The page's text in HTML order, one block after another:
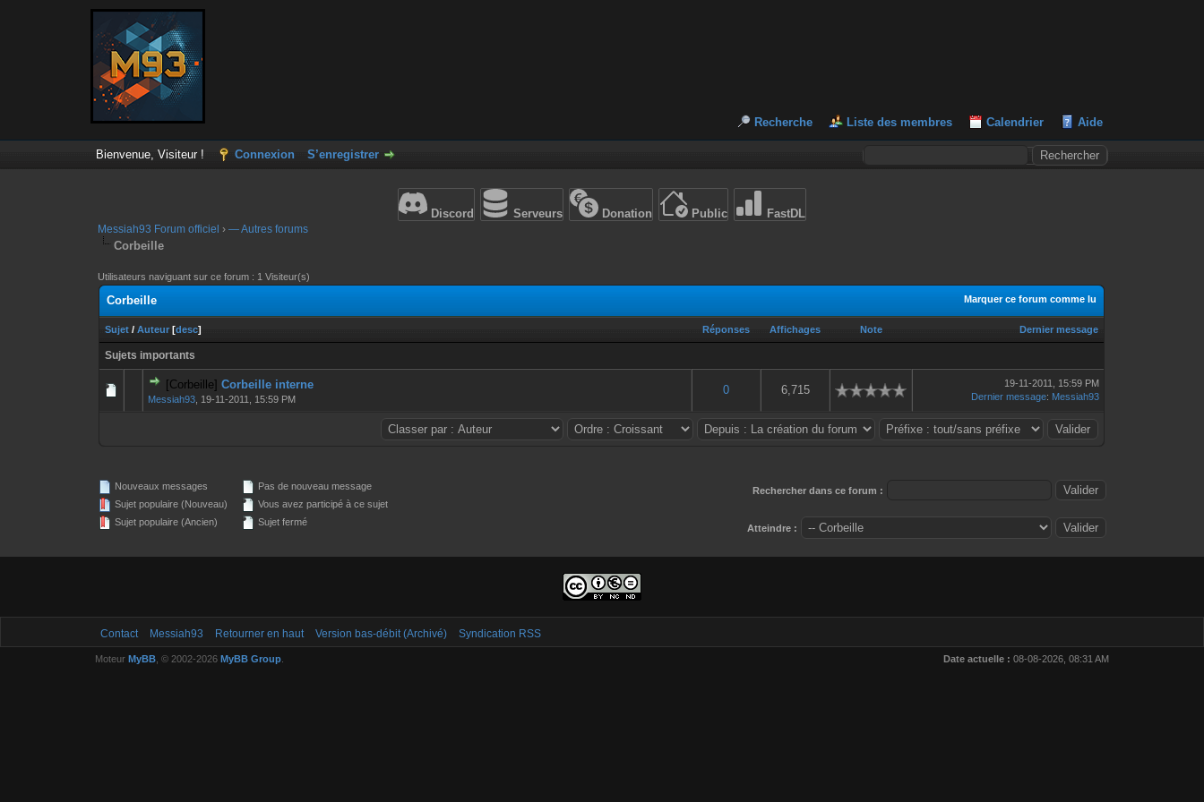
Recherche Liste des membres Calendrier Aide
Bienvenue, Visiteur ! Connexion S’enregistrer
Discord Serveurs Donation Public FastDL
Messiah93 Forum officiel ›— Autres forums
Corbeille
Utilisateurs naviguant sur ce forum : 1 Visiteur(s)
Marquer ce forum comme lu
Corbeille
Sujet /Auteur [desc] Réponses Affichages Note Dernier message
Sujets importants
[Corbeille] Corbeille interne
Messiah93 19-11-2011, 15:59 PM
0 6,715
0 Votes - 0 sur 5 en moyenne
19-11-2011, 15:59 PM
Dernier message: Messiah93
Nouveaux messages
Sujet populaire (Nouveau)
Sujet populaire (Ancien)
Pas de nouveau message
Vous avez participé à ce sujet
Sujet fermé
Rechercher dans ce forum :
Atteindre :
Contact Messiah93 Retourner en haut Version bas-débit (Archivé) Syndication RSS
Date actuelle : 08-08-2026, 08:31 AM
Moteur MyBB, © 2002-2026 MyBB Group.